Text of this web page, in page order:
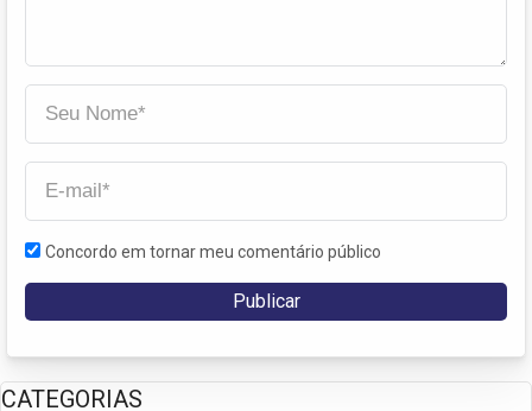
Concordo em tornar meu comentário público
CATEGORIAS